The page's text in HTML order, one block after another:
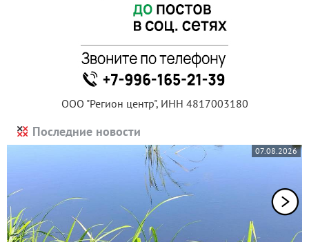
ООО "Регион центр", ИНН 4817003180
Последние новости
07.08.2026